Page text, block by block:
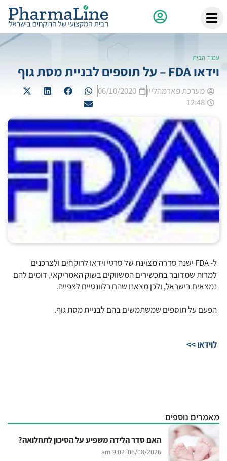
עמוד הבית
וידאו FDA – על תוספים לבניית מסת גוף
מערכת פארמהליין
06/10/2020
12:48
ל- FDA ישנה סדרה מצוינת של סרטי וידאו לרוקחים ולצרכנים
למרות שמדובר בתכשירים המשווקים בשוק האמריקאי, דומים להם
נמצאים בישראל, ולכן מצאנו שהם רלוונטיים לצפייה.
הפעם על תוספים שמשתמשים בהם לבניית מסת גוף.
לוידאו >>
מאמרים נוספים
האם סדר הלידה משפיע על הסיכון לתחלואה?
06/08/2026
| 9:02 am